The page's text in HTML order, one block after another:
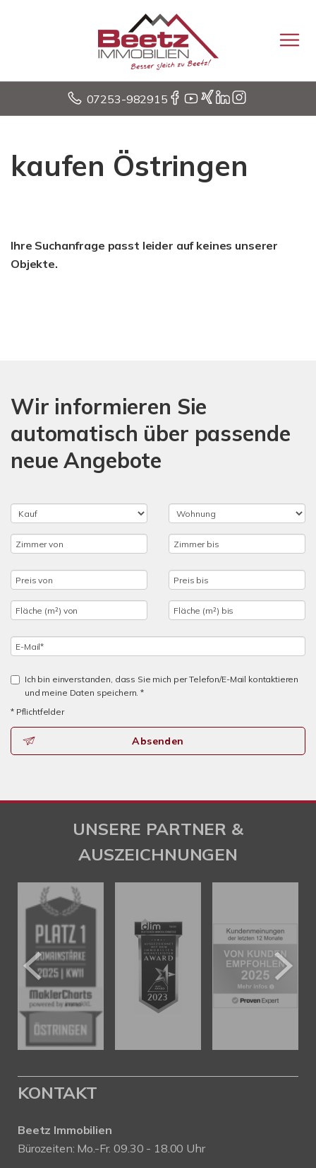
07253-982915
kaufen Östringen
Ihre Suchanfrage passt leider auf keines unserer
Objekte.
Wir informieren Sie
automatisch über passende
neue Angebote
Ich bin einverstanden, dass Sie mich per Telefon/E-Mail kontaktieren
und meine Daten speichern. *
* Pflichtfelder
Absenden
UNSERE PARTNER &
AUSZEICHNUNGEN
KONTAKT
Beetz Immobilien
Bürozeiten: Mo.-Fr. 09.30 - 18.00 Uhr